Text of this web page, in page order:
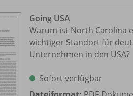
Going USA
Warum ist North Carolina
wichtiger Standort für
Unternehmen in den USA?
Sofort verfügbar